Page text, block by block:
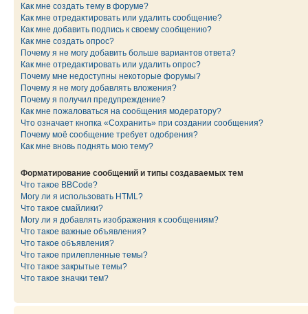
Как мне создать тему в форуме?
Как мне отредактировать или удалить сообщение?
Как мне добавить подпись к своему сообщению?
Как мне создать опрос?
Почему я не могу добавить больше вариантов ответа?
Как мне отредактировать или удалить опрос?
Почему мне недоступны некоторые форумы?
Почему я не могу добавлять вложения?
Почему я получил предупреждение?
Как мне пожаловаться на сообщения модератору?
Что означает кнопка «Сохранить» при создании сообщения?
Почему моё сообщение требует одобрения?
Как мне вновь поднять мою тему?
Форматирование сообщений и типы создаваемых тем
Что такое BBCode?
Могу ли я использовать HTML?
Что такое смайлики?
Могу ли я добавлять изображения к сообщениям?
Что такое важные объявления?
Что такое объявления?
Что такое прилепленные темы?
Что такое закрытые темы?
Что такое значки тем?